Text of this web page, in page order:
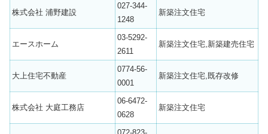
株式会社 浦野建設
027-344-
1248
新築注文住宅
エースホーム
03-5292-
2611
新築注文住宅,新築建売住宅
大上住宅不動産
0774-56-
0001
新築注文住宅,既存改修
株式会社 大庭工務店
06-6472-
0628
新築注文住宅